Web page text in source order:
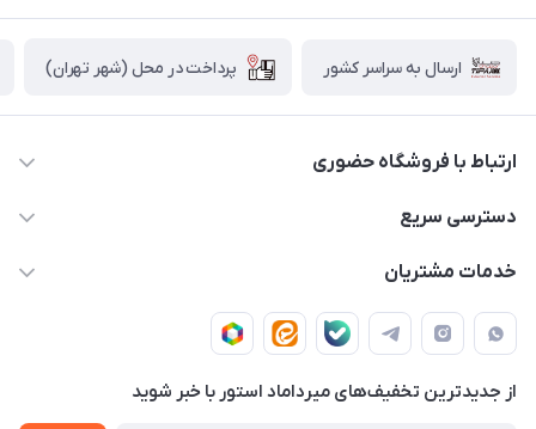
ارسال به سراسر کشور پرداخت در محل (شهر تهران)
ارتباط با فروشگاه حضوری
02188874370 - 02188874371
پایتخت - طبقه اول - واحد 172
دسترسی سریع
صـفـحـه اصـلـی
دربـاره مـیـردامـاد اسـتـور
خدمات مشتریان
قـوانـیـن و مـقـررات
روش هـای پـرداخـت
تـیـکـت بـه پـشـتـیـبـانـی
از جدید‌ترین تخفیف‌های میرداماد استور با‌ خبر شوید